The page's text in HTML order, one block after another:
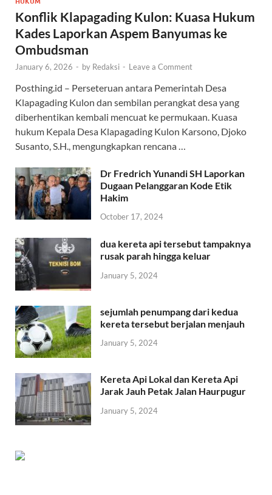
Konflik Klapagading Kulon: Kuasa Hukum
Kades Laporkan Aspem Banyumas ke
Ombudsman
January 6, 2026 - by Redaksi - Leave a Comment
Posthing.id – Perseteruan antara Pemerintah Desa
Klapagading Kulon dan sembilan perangkat desa yang
diberhentikan kembali mencuat ke permukaan. Kuasa
hukum Kepala Desa Klapagading Kulon Karsono, Djoko
Susanto, S.H., mengungkapkan rencana …
Dr Fredrich Yunandi SH Laporkan
Dugaan Pelanggaran Kode Etik
Hakim
October 17, 2024
dua kereta api tersebut tampaknya
rusak parah hingga keluar
January 5, 2024
sejumlah penumpang dari kedua
kereta tersebut berjalan menjauh
January 5, 2024
Kereta Api Lokal dan Kereta Api
Jarak Jauh Petak Jalan Haurpugur
January 5, 2024